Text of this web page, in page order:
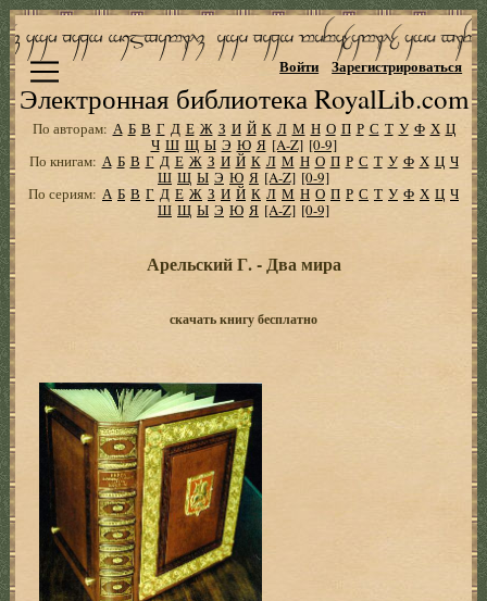
Электронная библиотека RoyalLib.com
Войти Зарегистрироваться
По авторам: А Б В Г Д Е Ж З И Й К Л М Н О П Р С Т У Ф Х Ц
Ч Ш Щ Ы Э Ю Я [A-Z] [0-9]
По книгам: А Б В Г Д Е Ж З И Й К Л М Н О П Р С Т У Ф Х Ц Ч
Ш Щ Ы Э Ю Я [A-Z] [0-9]
По сериям: А Б В Г Д Е Ж З И Й К Л М Н О П Р С Т У Ф Х Ц Ч
Ш Щ Ы Э Ю Я [A-Z] [0-9]
Арельский Г. - Два мира
скачать книгу бесплатно